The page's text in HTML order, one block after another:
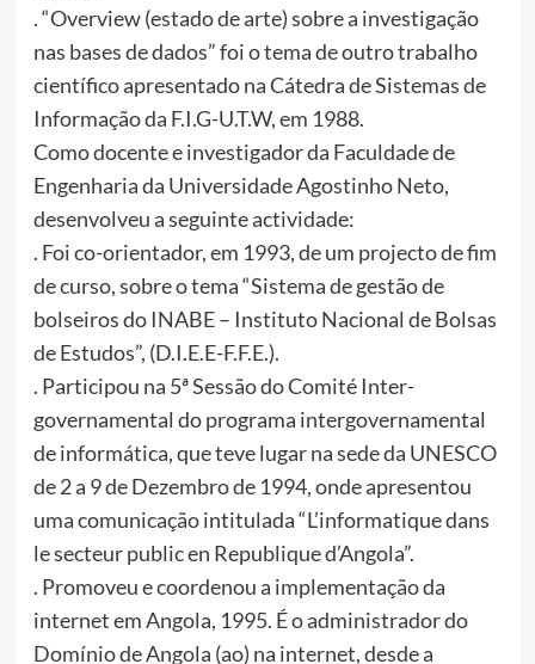
. “Overview (estado de arte) sobre a investigação
nas bases de dados” foi o tema de outro trabalho
científico apresentado na Cátedra de Sistemas de
Informação da F.I.G-U.T.W, em 1988.
Como docente e investigador da Faculdade de
Engenharia da Universidade Agostinho Neto,
desenvolveu a seguinte actividade:
. Foi co-orientador, em 1993, de um projecto de fim
de curso, sobre o tema “Sistema de gestão de
bolseiros do INABE – Instituto Nacional de Bolsas
de Estudos”, (D.I.E.E-F.F.E.).
. Participou na 5ª Sessão do Comité Inter-
governamental do programa intergovernamental
de informática, que teve lugar na sede da UNESCO
de 2 a 9 de Dezembro de 1994, onde apresentou
uma comunicação intitulada “L’informatique dans
le secteur public en Republique d’Angola”.
. Promoveu e coordenou a implementação da
internet em Angola, 1995. É o administrador do
Domínio de Angola (ao) na internet, desde a